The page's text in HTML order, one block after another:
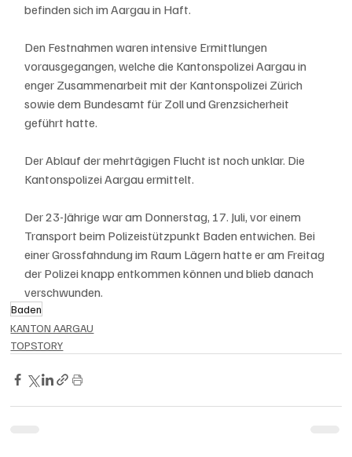
befinden sich im Aargau in Haft.
Den Festnahmen waren intensive Ermittlungen
vorausgegangen, welche die Kantonspolizei Aargau in
enger Zusammenarbeit mit der Kantonspolizei Zürich
sowie dem Bundesamt für Zoll und Grenzsicherheit
geführt hatte.
Der Ablauf der mehrtägigen Flucht ist noch unklar. Die
Kantonspolizei Aargau ermittelt.
Der 23-Jährige war am Donnerstag, 17. Juli, vor einem
Transport beim Polizeistützpunkt Baden entwichen. Bei
einer Grossfahndung im Raum Lägern hatte er am Freitag
der Polizei knapp entkommen können und blieb danach
verschwunden.
Baden
KANTON AARGAU
TOPSTORY